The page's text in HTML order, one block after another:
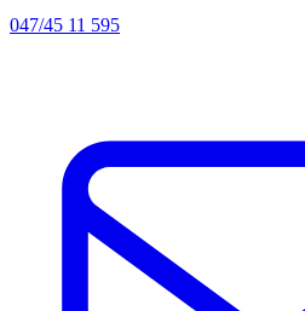
047/45 11 595